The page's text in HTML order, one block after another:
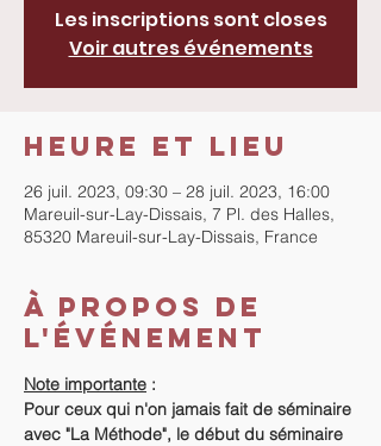
Les inscriptions sont closes
Voir autres événements
Heure et lieu
26 juil. 2023, 09:30 – 28 juil. 2023, 16:00
Mareuil-sur-Lay-Dissais, 7 Pl. des Halles,
85320 Mareuil-sur-Lay-Dissais, France
À propos de
l'événement
Note importante :
Pour ceux qui n'on jamais fait de séminaire
avec "La Méthode", le début du séminaire